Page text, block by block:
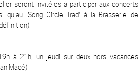
seront invité.es à participer aux concerts
qu'au 'Song Circle Trad' à la Brasserie de
à 21h, un jeudi sur deux hors vacances
Macé)